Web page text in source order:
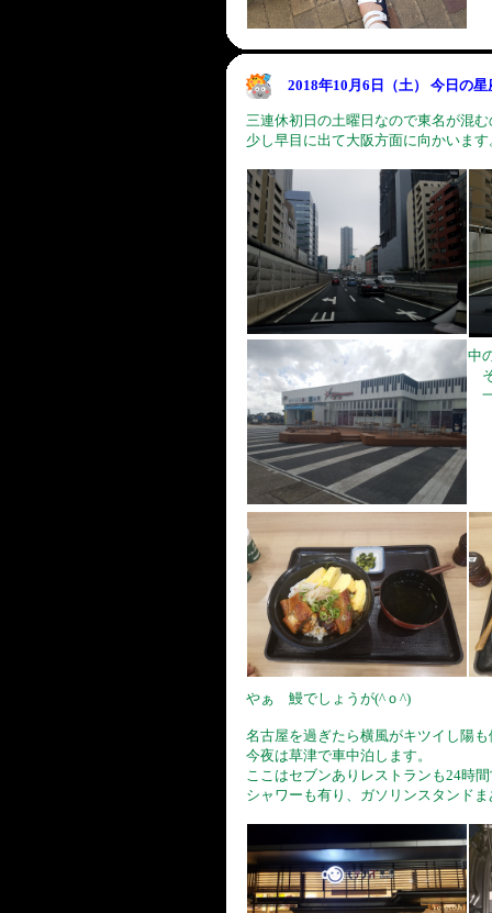
2018年10月6日（土） 今日の
三連休初日の土曜日なので東名が混
少し早目に出て大阪方面に向かいます
中
やぁ 鰻でしょうが(^ｏ^)
名古屋を過ぎたら横風がキツイし陽
今夜は草津で車中泊します。
ここはセブンありレストランも24時
シャワーも有り、ガソリンスタンド